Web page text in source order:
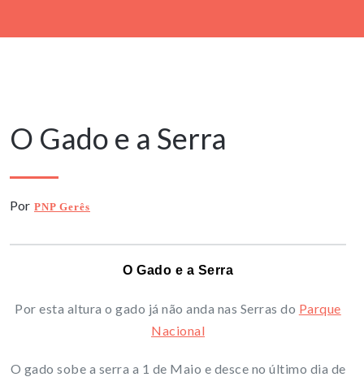
O Gado e a Serra
Por PNP Gerês
O Gado e a Serra
Por esta altura o gado já não anda nas Serras do Parque
Nacional
O gado sobe a serra a 1 de Maio e desce no último dia de